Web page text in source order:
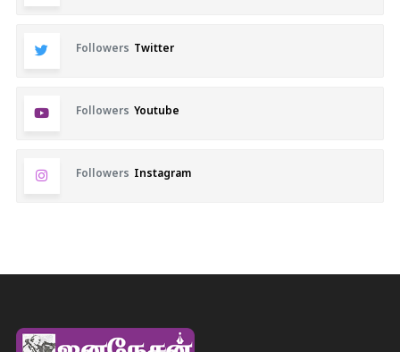
Followers Twitter
Followers Youtube
Followers Instagram